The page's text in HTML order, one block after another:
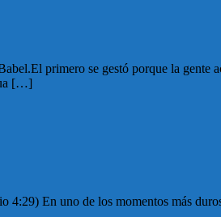
primero se gestó porque la gente
[…]
En uno de los momentos más